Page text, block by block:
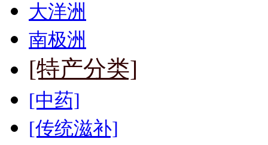
大洋洲
南极洲
[特产分类]
[中药]
[传统滋补]